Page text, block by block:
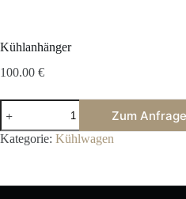
Kühlanhänger
100.00 €
Kühlanhänger
Menge
Zum
Kategorie: Kühlwagen